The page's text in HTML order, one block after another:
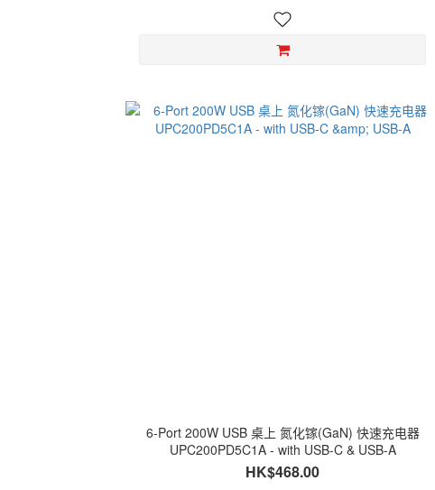
6-Port 200W USB 桌上 氮化镓(GaN) 快速充电器
UPC200PD5C1A - with USB-C & USB-A
HK$468.00